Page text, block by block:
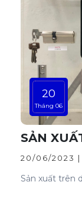
20
Tháng 06
SẢN
20/06/2023 |
Sản xuất trên